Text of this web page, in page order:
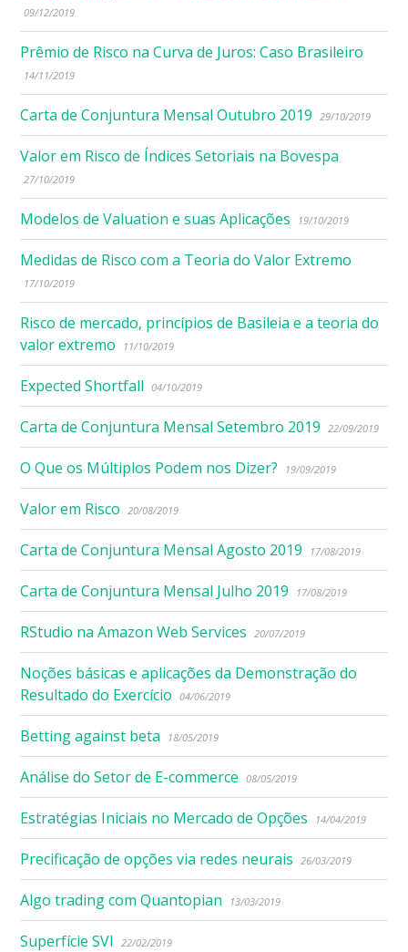
09/12/2019
Prêmio de Risco na Curva de Juros: Caso Brasileiro
14/11/2019
Carta de Conjuntura Mensal Outubro 2019 29/10/2019
Valor em Risco de Índices Setoriais na Bovespa
27/10/2019
Modelos de Valuation e suas Aplicações 19/10/2019
Medidas de Risco com a Teoria do Valor Extremo
17/10/2019
Risco de mercado, princípios de Basileia e a teoria do
valor extremo
11/10/2019
Expected Shortfall 04/10/2019
Carta de Conjuntura Mensal Setembro 2019 22/09/2019
O Que os Múltiplos Podem nos Dizer? 19/09/2019
Valor em Risco 20/08/2019
Carta de Conjuntura Mensal Agosto 2019 17/08/2019
Carta de Conjuntura Mensal Julho 2019 17/08/2019
RStudio na Amazon Web Services 20/07/2019
Noções básicas e aplicações da Demonstração do
Resultado do Exercício
04/06/2019
Betting against beta 18/05/2019
Análise do Setor de E-commerce 08/05/2019
Estratégias Iniciais no Mercado de Opções 14/04/2019
Precificação de opções via redes neurais 26/03/2019
Algo trading com Quantopian 13/03/2019
Superfície SVI 22/02/2019